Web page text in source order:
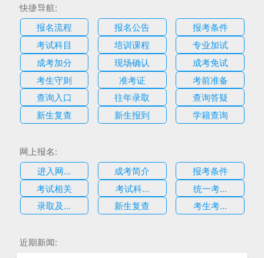
快捷导航:
报名流程
报名公告
报考条件
考试科目
培训课程
专业加试
成考加分
现场确认
成考免试
考生守则
准考证
考前准备
查询入口
往年录取
查询答疑
新生复查
新生报到 学籍查询
网上报名:
进入网...
成考简介
报考条件
考试相关
考试科...
统一考...
录取及...
新生复查 考生考...
近期新闻: